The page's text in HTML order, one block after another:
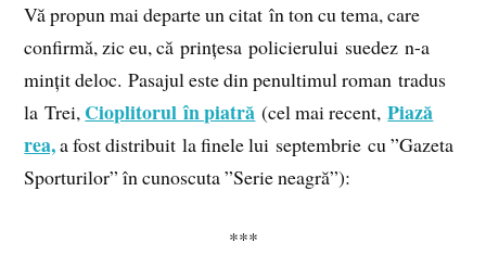
Vă propun mai departe un citat în ton cu tema, care
confirmă, zic eu, că prințesa policierului suedez n-a
mințit deloc. Pasajul este din penultimul roman tradus
la Trei, Cioplitorul în piatră (cel mai recent,Piază
rea,a fost distribuit la finele lui septembrie cu ”Gazeta
Sporturilor” în cunoscuta ”Serie neagră”):
***